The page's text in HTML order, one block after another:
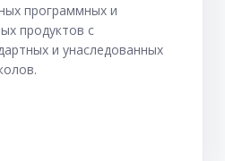
программных и
продуктов с
и унаследованных